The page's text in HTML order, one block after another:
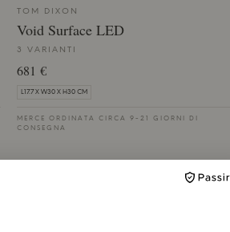
TOM DIXON
Void Surface LED
3 VARIANTI
681 €
L17.7 X W30 X H30 CM
MERCE ORDINATA CIRCA 9-21 GIORNI DI
CONSEGNA